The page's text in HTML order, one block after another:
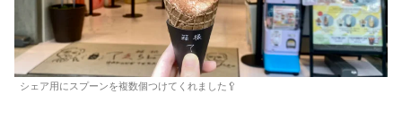
シェア用にスプーンを複数個つけてくれました🥄